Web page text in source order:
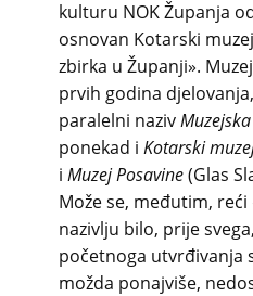
kulturu NOK Županja
osnovan Kotarski
zbirka u Županji».
prvih godina
paralelni naziv
ponekad i Kotarski
i Muzej Posavine(Glas
Može se, međutim,
nazivlju bilo, prije
početnoga utvrđivanja
možda ponajviše,